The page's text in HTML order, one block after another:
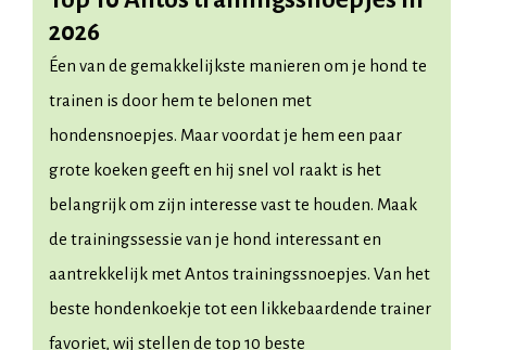
2026
Éen van de gemakkelijkste manieren om je hond te
trainen is door hem te belonen met
hondensnoepjes. Maar voordat je hem een paar
grote koeken geeft en hij snel vol raakt is het
belangrijk om zijn interesse vast te houden. Maak
de trainingssessie van je hond interessant en
aantrekkelijk met Antos trainingssnoepjes. Van het
beste hondenkoekje tot een likkebaardende trainer
favoriet, wij stellen de top 10 beste